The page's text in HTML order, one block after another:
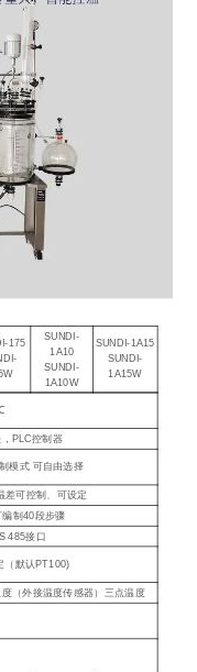
175
SUNDI-
1A10
SUNDI-
1A10W
SUNDI-1A15
SUNDI-
1A15W
PLC控制器
模式 可自由选择
差可控制、可设定
制40段步骤
485接口
（默认PT100)
（外接温度传感器）三点温度